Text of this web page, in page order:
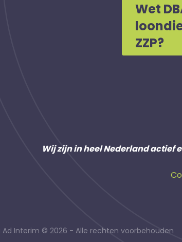
Wet
ZZP?
Wij zijn in heel Nederland actief
Ad Interim © 2026 - Alle rechten voorbehouden